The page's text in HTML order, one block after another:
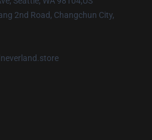
2nd Road, Changchun City,